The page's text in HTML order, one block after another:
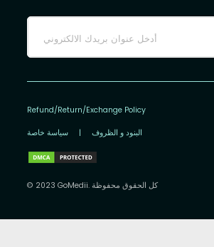
Refund/Return/Exchange Policy
سياسة خاصة | البنود و الظروف
© 2023 GoMedii. كل الحقوق محفوظة